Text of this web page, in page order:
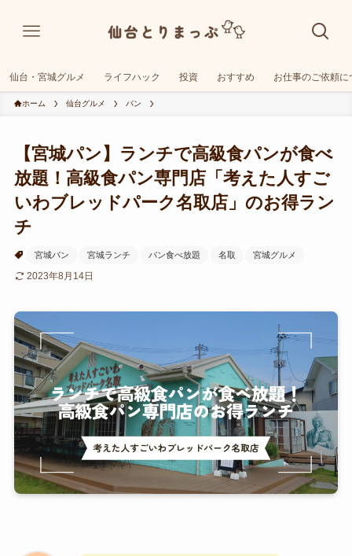
仙台・宮城グルメ ライフハック 投資 おすすめ お仕事のご依頼に
ホーム 仙台グルメ パン
【宮城パン】ランチで高級食パンが食べ
放題！高級食パン専門店「考えた人すご
いわブレッドパーク名取店」のお得ラン
チ
宮城パン 宮城ランチ パン食べ放題 名取 宮城グルメ
2023年8月14日